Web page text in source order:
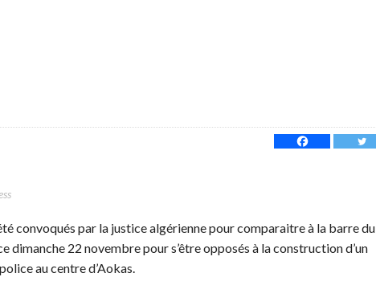
convoqués par la justice algérienne pour comparaitre à la barre du
dimanche 22 novembre pour s’être opposés à la construction d’un
au centre d’Aokas.